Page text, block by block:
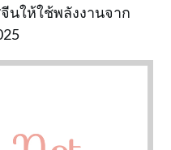
ให้ใช้พลังงานจาก